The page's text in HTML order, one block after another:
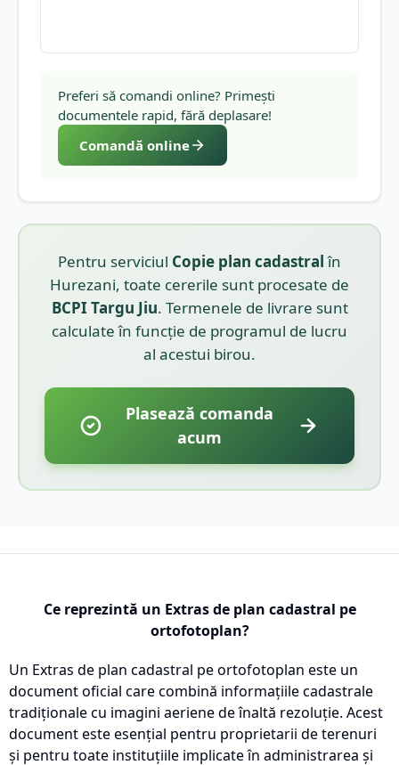
Preferi să comandi online? Primești
documentele rapid, fără deplasare!
Comandă online
Pentru serviciul Copie plan cadastralîn
Hurezani, toate cererile sunt procesate de
BCPI Targu Jiu. Termenele de livrare sunt
calculate în funcție de programul de lucru
al acestui birou.
Plasează comanda
acum
Ce reprezintă un Extras de plan cadastral pe
ortofotoplan?
Un Extras de plan cadastral pe ortofotoplan este un
document oficial care combină informațiile cadastrale
tradiționale cu imagini aeriene de înaltă rezoluție. Acest
document este esențial pentru proprietarii de terenuri
și pentru toate instituțiile implicate în administrarea și